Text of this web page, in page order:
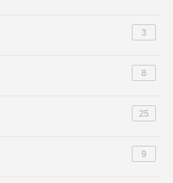
3
8
25
9